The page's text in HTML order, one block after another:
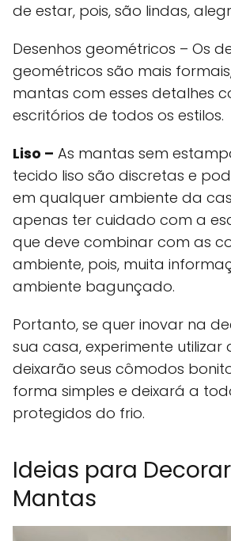
de estar, pois, são lindas,
Desenhos geométricos – Os
geométricos são mais
mantas com esses detalhes
escritórios de todos os estilos.
Liso – As mantas sem
tecido liso são discretas e
em qualquer ambiente da
apenas ter cuidado com a
que deve combinar com as
ambiente, pois, muita
ambiente bagunçado.
Portanto, se quer inovar na
sua casa, experimente utilizar
deixarão seus cômodos
forma simples e deixará a
protegidos do frio.
Ideias para
Mantas